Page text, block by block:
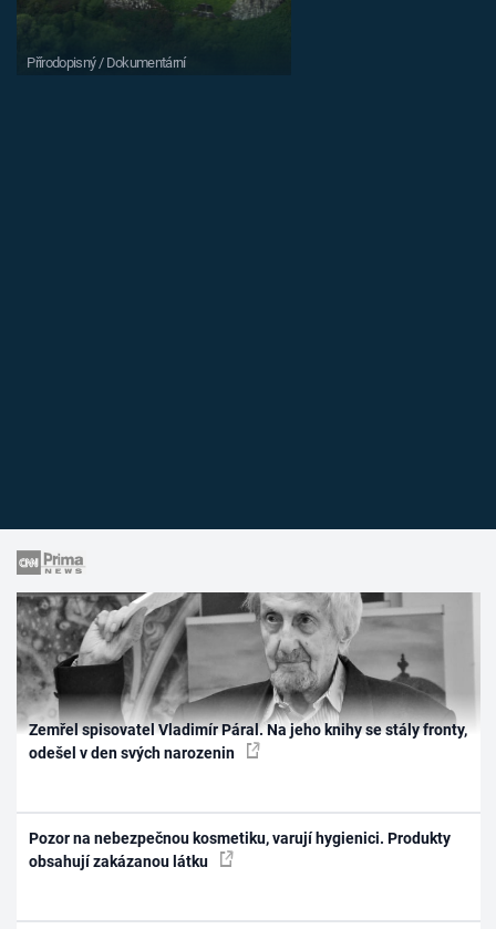
Přírodopisný / Dokumentární
Zemřel spisovatel Vladimír Páral. Na jeho knihy se stály fronty,
odešel v den svých narozenin
Pozor na nebezpečnou kosmetiku, varují hygienici. Produkty
obsahují zakázanou látku